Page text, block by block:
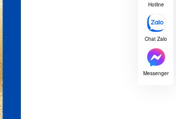
Hotline
Chat Zalo
Messenger